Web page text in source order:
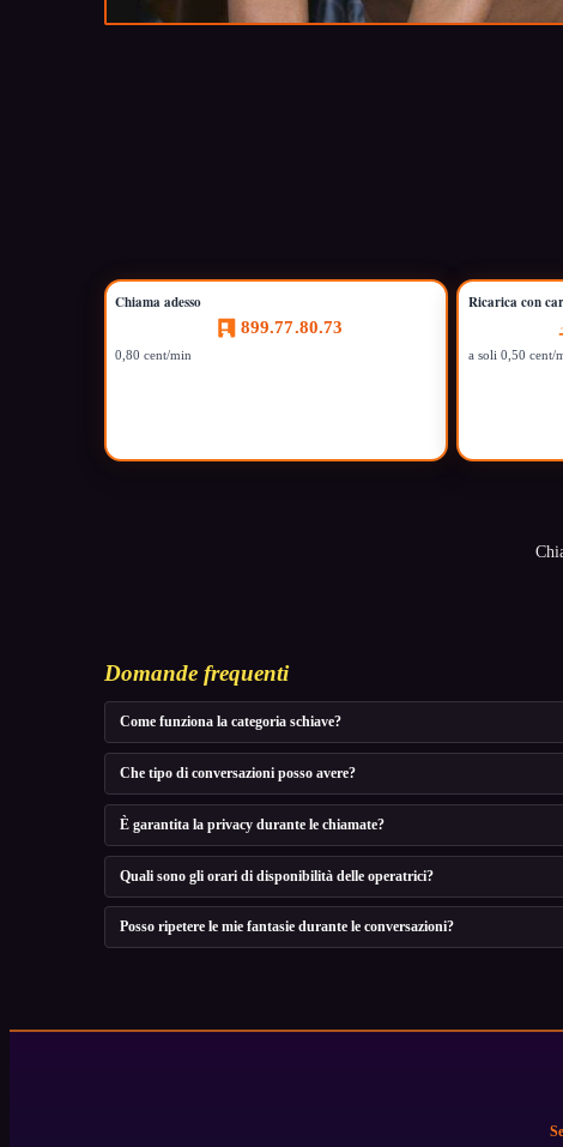
Chiama adesso
899.77.80.73
0,80 cent/min
Ricarica con
a soli 0,50 cent/
Domande frequenti
Come funziona la categoria schiave?
Che tipo di conversazioni posso avere?
È garantita la privacy durante le chiamate?
Quali sono gli orari di disponibilità delle operatrici?
Posso ripetere le mie fantasie durante le conversazioni?